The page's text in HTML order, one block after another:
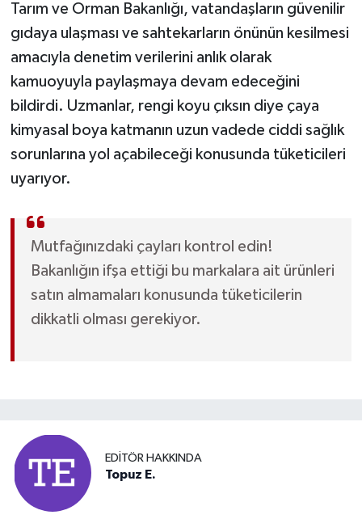
Tarım ve Orman Bakanlığı, vatandaşların güvenilir
gıdaya ulaşması ve sahtekarların önünün kesilmesi
amacıyla denetim verilerini anlık olarak
kamuoyuyla paylaşmaya devam edeceğini
bildirdi. Uzmanlar, rengi koyu çıksın diye çaya
kimyasal boya katmanın uzun vadede ciddi sağlık
sorunlarına yol açabileceği konusunda tüketicileri
uyarıyor.
Mutfağınızdaki çayları kontrol edin!
Bakanlığın ifşa ettiği bu markalara ait ürünleri
satın almamaları konusunda tüketicilerin
dikkatli olması gerekiyor.
EDITÖR HAKKINDA
Topuz E.